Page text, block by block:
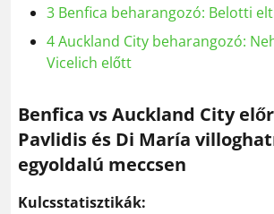
3 Benfica beharangozó: Belotti
4Auckland City beharangozó:
Vicelich előtt
Benfica vs Auckland City
Pavlidis és Di María
egyoldalú meccsen
Kulcsstatisztikák: